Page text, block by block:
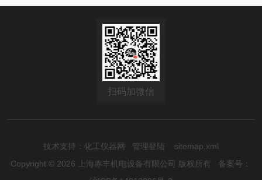
扫码加微信
技术支持： 化工仪器网 管理登陆
sitemap.xml
Copyright © 2026 上海赤丰机电设备有限公司 版权所有 备案号：